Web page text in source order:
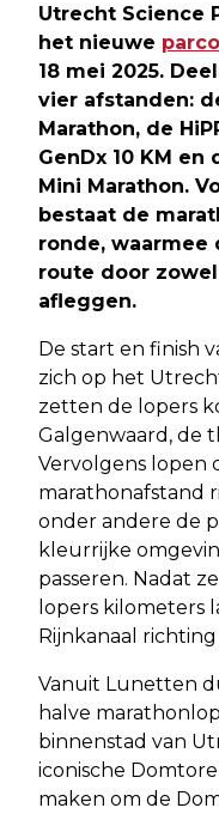
Utrecht Science
het nieuwe
18 mei 2025.
vier afstanden:
Marathon, de
GenDx 10 KM
Mini Marathon.
bestaat de
ronde, waarmee
route door
afleggen.
De start en finish
zich op het
zetten de lopers
Galgenwaard, de
Vervolgens lopen
marathonafstand
onder andere de
kleurrijke
passeren. Nadat
lopers kilometers
Rijnkanaal
Vanuit Lunetten
halve
binnenstad van
iconische
maken om de